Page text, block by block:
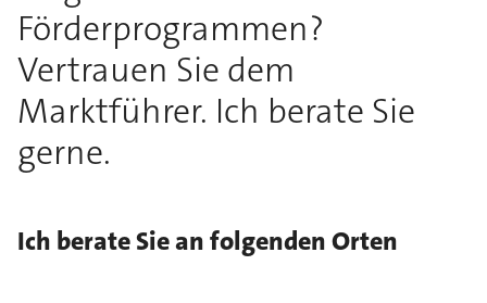
Förderprogrammen?
Vertrauen Sie dem
Marktführer. Ich berate Sie
gerne.
Ich berate Sie an folgenden Orten